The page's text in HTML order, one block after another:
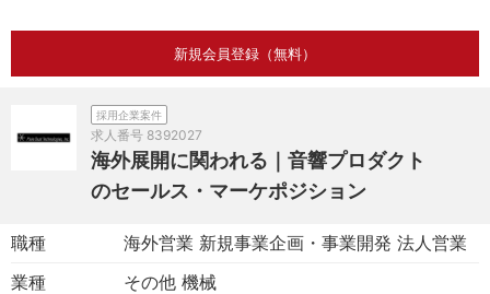
新規会員登録（無料）
採用企業案件
求人番号 8392027
海外展開に関われる｜音響プロダクト
のセールス・マーケポジション
職種
海外営業 新規事業企画・事業開発 法人営業
業種
その他 機械